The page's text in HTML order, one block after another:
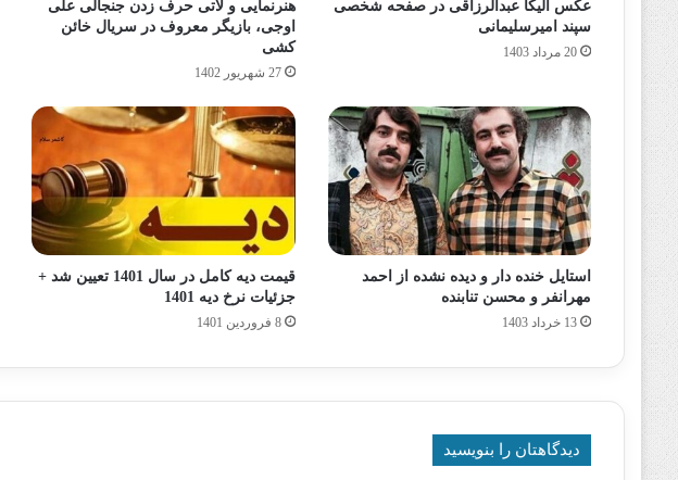
عکس الیکا عبدالرزاقی در صفحه شخصی
سپند امیرسلیمانی
20 مرداد 1403
هنرنمایی و لاتی حرف زدن جنجالی علی
اوجی، بازیگر معروف در سریال خائن
کشی
27 شهریور 1402
استایل خنده دار و دیده نشده از احمد
مهرانفر و محسن تنابنده
13 خرداد 1403
قیمت دیه کامل در سال 1401 تعیین شد +
جزئیات نرخ دیه 1401
8 فروردین 1401
دیدگاهتان را بنویسید